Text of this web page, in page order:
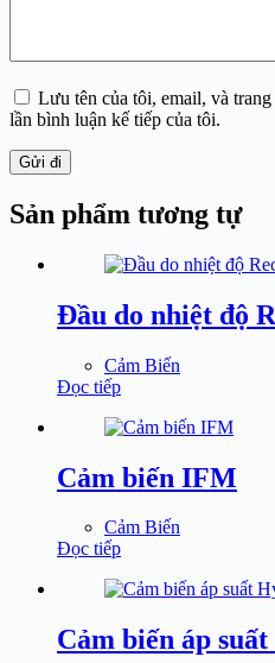
Lưu tên của tôi, email, và
lần bình luận kế tiếp của tôi.
Gửi đi
Sản phẩm tương tự
Đầu do nhiệt độ
Cảm Biến
Đọc tiếp
Cảm biến IFM
Cảm Biến
Đọc tiếp
Cảm biến áp